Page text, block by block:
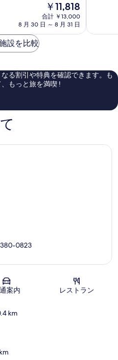
現
在
の
￥11,818
合計 ￥13,000
8 月 30 日 ～ 8 月 31 日
に
コ
ミ
ミ
設を比較
る割引や特典を確認できます。も
もっと旅を満喫 !
地図
380-0823
案内 レストラン
km